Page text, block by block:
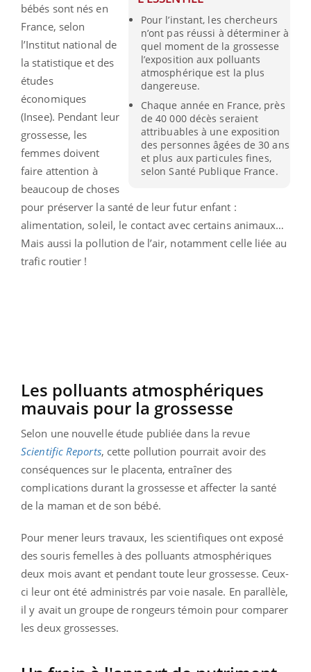
Pour l’instant, les chercheurs
n’ont pas réussi à déterminer à
quel moment de la grossesse
l’exposition aux polluants
atmosphérique est la plus
dangereuse.
Chaque année en France, près
de 40 000 décès seraient
attribuables à une exposition
des personnes âgées de 30 ans
et plus aux particules fines,
selon Santé Publique France.
bébés sont nés en
France, selon
l’Institut national de
la statistique et des
études
économiques
(Insee). Pendant leur
grossesse, les
femmes doivent
faire attention à
beaucoup de choses
pour préserver la santé de leur futur enfant :
alimentation, soleil, le contact avec certains animaux…
Mais aussi la pollution de l’air, notamment celle liée au
trafic routier !
Les polluants atmosphériques
mauvais pour la grossesse
Selon une nouvelle étude publiée dans la revue
Scientific Reports, cette pollution pourrait avoir des
conséquences sur le placenta, entraîner des
complications durant la grossesse et affecter la santé
de la maman et de son bébé.
Pour mener leurs travaux, les scientifiques ont exposé
des souris femelles à des polluants atmosphériques
deux mois avant et pendant toute leur grossesse. Ceux-
ci leur ont été administrés par voie nasale. En parallèle,
il y avait un groupe de rongeurs témoin pour comparer
les deux grossesses.